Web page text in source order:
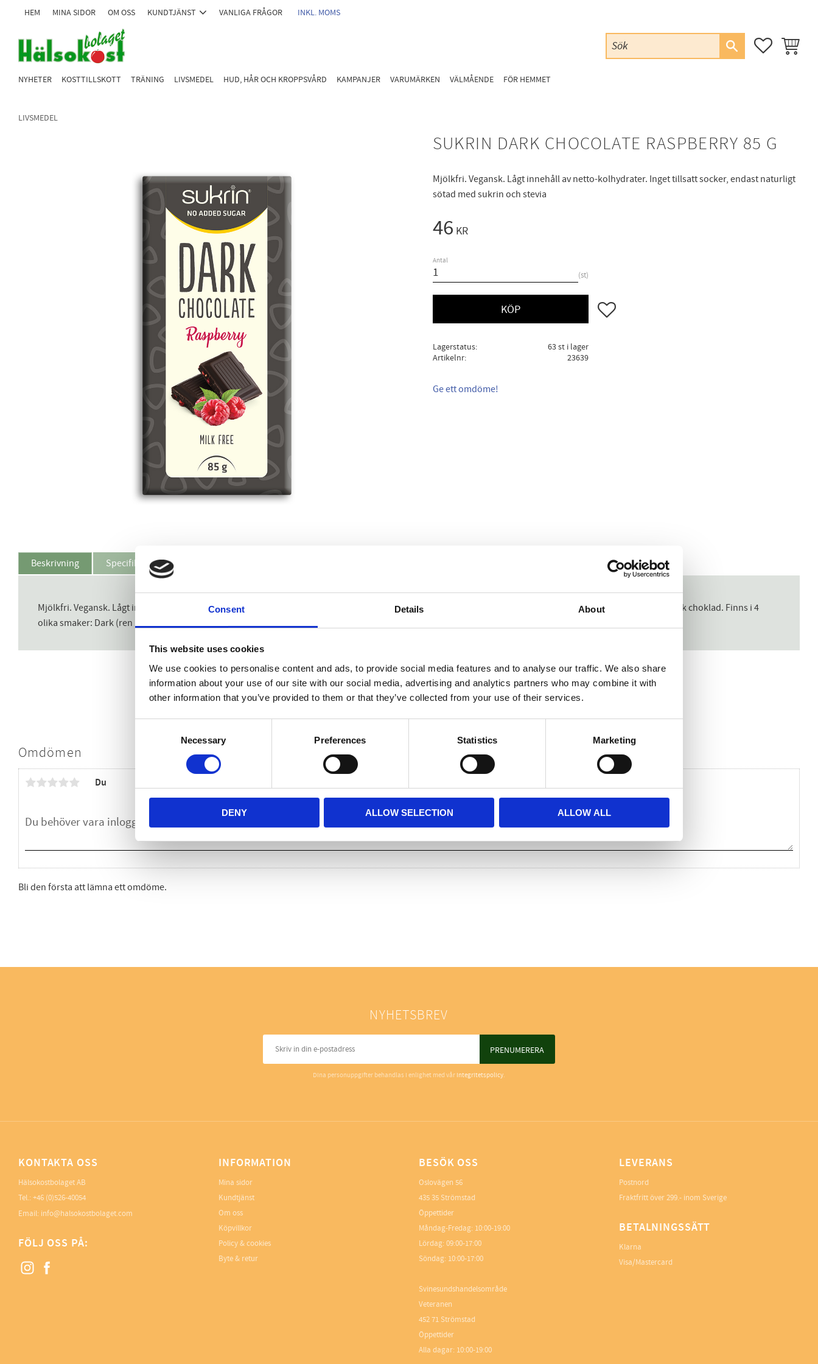
Consent Details About
This website uses cookies
We use cookies to personalise content and ads, to provide social media features and to analyse our traffic. We also share
information about your use of our site with our social media, advertising and analytics partners who may combine it with
other information that you’ve provided to them or that they’ve collected from your use of their services.
Necessary Preferences Statistics Marketing
DENY ALLOW SELECTION ALLOW ALL
HEM MINA SIDOR OM OSS KUNDTJÄNST VANLIGA FRÅGOR INKL. MOMS
FAVORITER
NYHETER KOSTTILLSKOTT TRÄNING LIVSMEDEL HUD, HÅR OCH KROPPSVÅRD KAMPANJER VARUMÄRKEN VÄLMÅENDE FÖR HEMMET
LIVSMEDEL
SUKRIN DARK CHOCOLATE RASPBERRY 85 G
Mjölkfri. Vegansk. Lågt innehåll av netto-kolhydrater. Inget tillsatt socker, endast naturligt
sötad med sukrin och stevia
46 KR
Antal
st
KÖP Lägg till i favoriter
Lagerstatus
63 st i lager
Artikelnr
23639
Ge ett omdöme!
Beskrivning Specifikation
Mjölkfri. Vegansk. Lågt innehåll av netto-kolhydrater. Inget tillsatt socker, endast naturligt sötad med sukrin och stevia - därav långt färre kalorier än vanlig mörk choklad. Finns i 4
olika smaker: Dark (ren mörk choklad), Coffee (mörk mokkachoklad), Raspberry (med frystorkade hallon) & Lemon (med citronbitar).
Dela med dig
Facebook
TwitterLinkedInPinterest
Omdömen
Du
Bli den första att lämna ett omdöme.
NYHETSBREV
PRENUMERERA
Dina personuppgifter behandlas i enlighet med vår integritetspolicy.
KONTAKTA OSS
Hälsokostbolaget AB
Tel.: +46 (0)526-40054
Email: info@halsokostbolaget.com
FÖLJ OSS PÅ:
INFORMATION
Mina sidor
Kundtjänst
Om oss
Köpvillkor
Policy & cookies
Byte & retur
BESÖK OSS
Oslovägen 56
435 35 Strömstad
Öppettider
Måndag-Fredag: 10:00-19:00
Lördag: 09:00-17:00
Söndag: 10:00-17:00
Svinesundshandelsområde
Veteranen
452 71 Strömstad
Öppettider
Alla dagar: 10:00-19:00
LEVERANS
Postnord
Fraktfritt över 299.- inom Sverige
BETALNINGSSÄTT
Klarna
Visa/Mastercard